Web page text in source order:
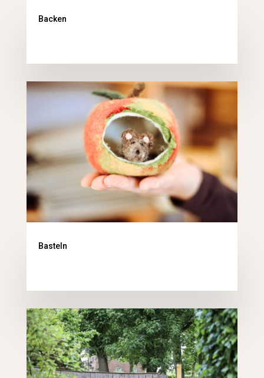
Backen
Basteln